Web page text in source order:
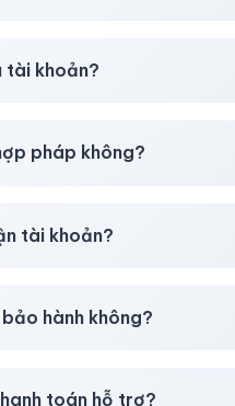
tài khoản?
pháp không?
tài khoản?
hành không?
toán hỗ trợ?